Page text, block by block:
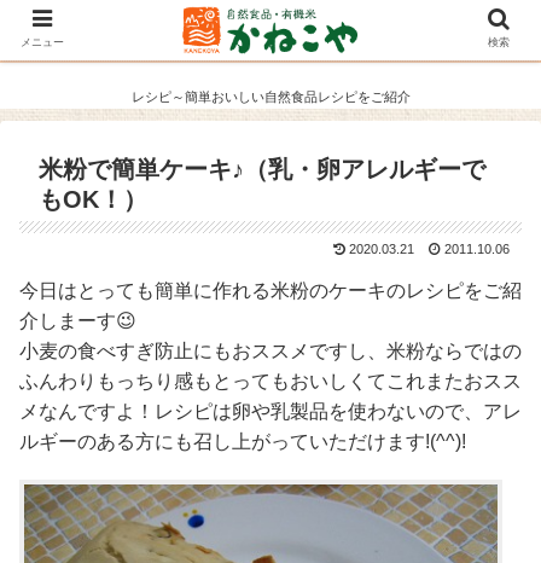
レシピ～簡単おいしい自然食品レシピをご紹介
米粉で簡単ケーキ♪（乳・卵アレルギーで
もOK！）
2020.03.21 2011.10.06
今日はとっても簡単に作れる米粉のケーキのレシピをご紹
介しまーす😉
小麦の食べすぎ防止にもおススメですし、米粉ならではの
ふんわりもっちり感もとってもおいしくてこれまたおスス
メなんですよ！レシピは卵や乳製品を使わないので、アレ
ルギーのある方にも召し上がっていただけます!(^^)!
メニュー 検索